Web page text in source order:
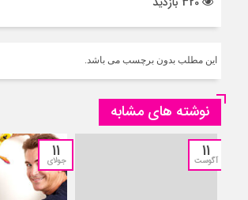
این مطلب بدون برچسب می باشد.
نوشته های مشابه
11
آگوست 11
جولای